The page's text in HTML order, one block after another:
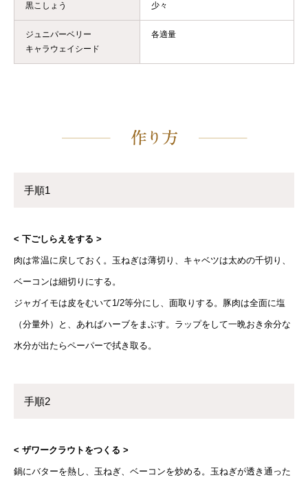
黒こしょう 少々
ジュニパーベリー
キャラウェイシード
各適量
手順1
< 下ごしらえをする >
肉は常温に戻しておく。玉ねぎは薄切り、キャベツは太めの千切り、
ベーコンは細切りにする。
ジャガイモは皮をむいて1/2等分にし、面取りする。豚肉は全面に塩
（分量外）と、あればハーブをまぶす。ラップをして一晩おき余分な
水分が出たらペーパーで拭き取る。
手順2
< ザワークラウトをつくる >
鍋にバターを熱し、玉ねぎ、ベーコンを炒める。玉ねぎが透き通った